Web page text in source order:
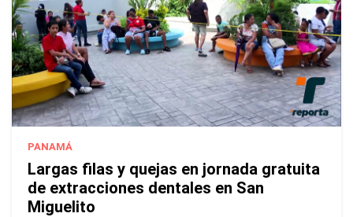
PANAMÁ
Largas filas y quejas en jornada gratuita
de extracciones dentales en San
Miguelito